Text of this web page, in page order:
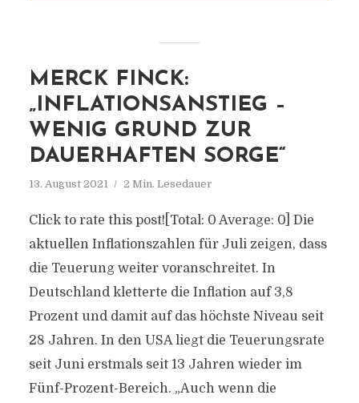
MERCK FINCK:
„INFLATIONSANSTIEG –
WENIG GRUND ZUR
DAUERHAFTEN SORGE“
13. August 2021 2 Min. Lesedauer
Click to rate this post![Total: 0 Average: 0] Die
aktuellen Inflationszahlen für Juli zeigen, dass
die Teuerung weiter voranschreitet. In
Deutschland kletterte die Inflation auf 3,8
Prozent und damit auf das höchste Niveau seit
28 Jahren. In den USA liegt die Teuerungsrate
seit Juni erstmals seit 13 Jahren wieder im
Fünf-Prozent-Bereich. „Auch wenn die